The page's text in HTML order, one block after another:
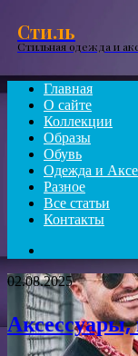
Стиль
Стильная одежда и
Главная
О сайте
Коллекции
Образы
Обувь
Одежда и
Разное
Все статьи
Контакты
for
02.08.2025
Аксессуары,